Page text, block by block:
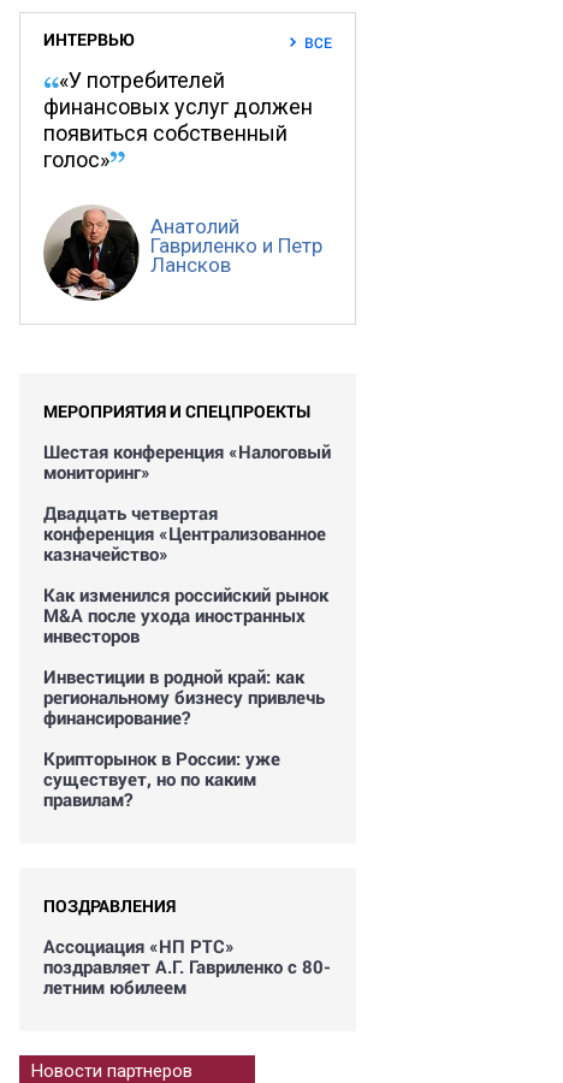
ИНТЕРВЬЮ ВСЕ
«У потребителей
финансовых услуг должен
появиться собственный
голос»
Анатолий
Гавриленко и Петр
Лансков
МЕРОПРИЯТИЯ И СПЕЦПРОЕКТЫ
Шестая конференция «Налоговый
мониторинг»
Двадцать четвертая
конференция «Централизованное
казначейство»
Как изменился российский рынок
M&A после ухода иностранных
инвесторов
Инвестиции в родной край: как
региональному бизнесу привлечь
финансирование?
Крипторынок в России: уже
существует, но по каким
правилам?
ПОЗДРАВЛЕНИЯ
Ассоциация «НП РТС»
поздравляет А.Г. Гавриленко с 80-
летним юбилеем
Новости партнеров